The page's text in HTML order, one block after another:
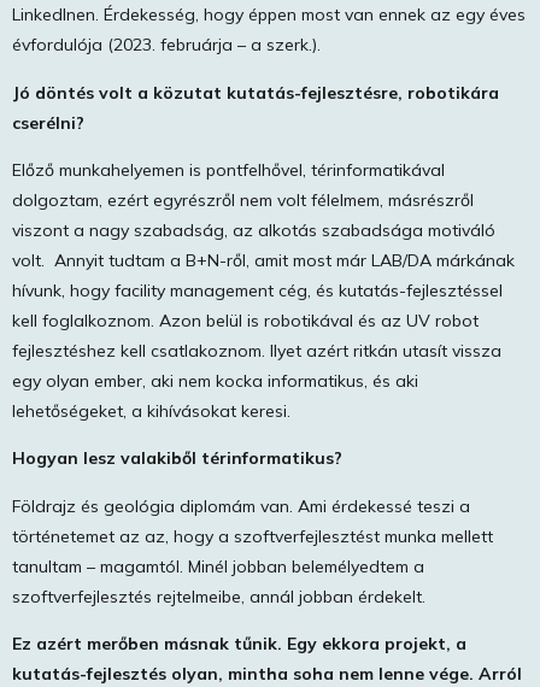
LinkedInen. Érdekesség, hogy éppen most van ennek az egy éves
évfordulója (2023. februárja – a szerk.).
Jó döntés volt a közutat kutatás-fejlesztésre, robotikára
cserélni?
Előző munkahelyemen is pontfelhővel, térinformatikával
dolgoztam, ezért egyrészről nem volt félelmem, másrészről
viszont a nagy szabadság, az alkotás szabadsága motiváló
volt. Annyit tudtam a B+N-ről, amit most már LAB/DA márkának
hívunk, hogy facility management cég, és kutatás-fejlesztéssel
kell foglalkoznom. Azon belül is robotikával és az UV robot
fejlesztéshez kell csatlakoznom. Ilyet azért ritkán utasít vissza
egy olyan ember, aki nem kocka informatikus, és aki
lehetőségeket, a kihívásokat keresi.
Hogyan lesz valakiből térinformatikus?
Földrajz és geológia diplomám van. Ami érdekessé teszi a
történetemet az az, hogy a szoftverfejlesztést munka mellett
tanultam – magamtól. Minél jobban belemélyedtem a
szoftverfejlesztés rejtelmeibe, annál jobban érdekelt.
Ez azért merőben másnak tűnik. Egy ekkora projekt, a
kutatás-fejlesztés olyan, mintha soha nem lenne vége. Arról